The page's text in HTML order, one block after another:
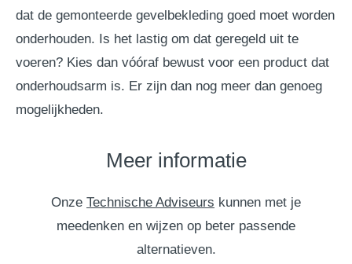
dat de gemonteerde gevelbekleding goed moet worden
onderhouden. Is het lastig om dat geregeld uit te
voeren? Kies dan vóóraf bewust voor een product dat
onderhoudsarm is. Er zijn dan nog meer dan genoeg
mogelijkheden.
Meer informatie
Onze Technische Adviseurs kunnen met je
meedenken en wijzen op beter passende
alternatieven.